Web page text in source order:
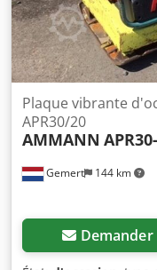
Gemert 144 km
Plaque vibrante
APR30/20
AMMANN
Demander